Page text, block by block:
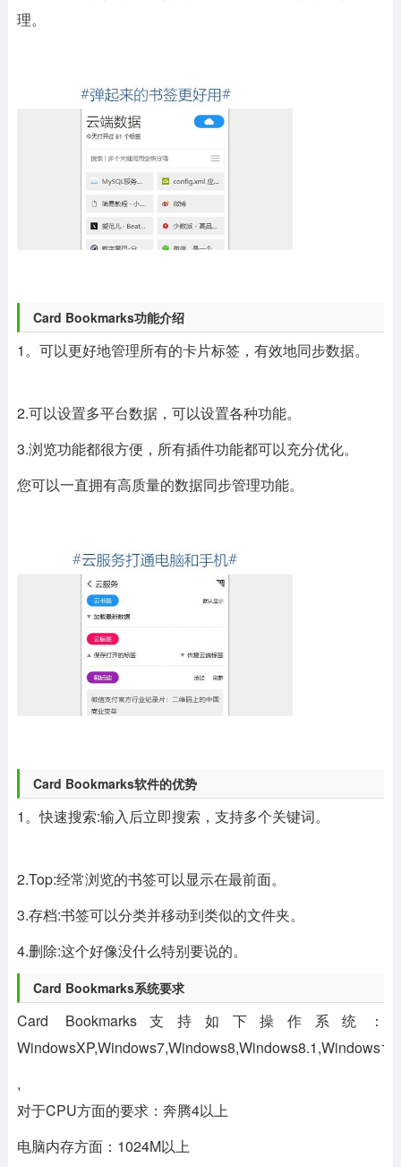
理。
Card Bookmarks功能介绍
1。可以更好地管理所有的卡片标签，有效地同步数据。
2.可以设置多平台数据，可以设置各种功能。
3.浏览功能都很方便，所有插件功能都可以充分优化。
您可以一直拥有高质量的数据同步管理功能。
Card Bookmarks软件的优势
1。快速搜索:输入后立即搜索，支持多个关键词。
2.Top:经常浏览的书签可以显示在最前面。
3.存档:书签可以分类并移动到类似的文件夹。
4.删除:这个好像没什么特别要说的。
Card Bookmarks系统要求
Card Bookmarks支持如下操作系统：
WindowsXP,Windows7,Windows8,Windows8.1,Windows10
,
对于CPU方面的要求：奔腾4以上
电脑内存方面：1024M以上